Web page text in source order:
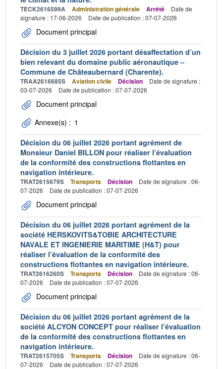
TECK2616599A Administration générale Arrêté
Date de
signature : 17-06-2026
Date de publication : 07-07-2026
Document principal
Décision du 3 juillet 2026 portant désaffectation d’un
bien relevant du domaine public aéronautique –
Commune de Châteaubernard (Charente).
TRAA2616685S Aviation civile Décision
Date de signature :
03-07-2026
Date de publication : 07-07-2026
Document principal
Annexe(s) : 1
Décision du 06 juillet 2026 portant agrément de
Monsieur Daniel BILLON pour réaliser l’évaluation
de la conformité des constructions flottantes en
navigation intérieure.
TRAT2615679S Transports Décision
Date de signature : 06-
07-2026
Date de publication : 07-07-2026
Document principal
Décision du 06 juillet 2026 portant agrément de la
société HERSKOVITS&TOBIE ARCHITECTURE
NAVALE ET INGENIERIE MARITIME (H&T) pour
réaliser l’évaluation de la conformité des
constructions flottantes en navigation intérieure.
TRAT2616260S Transports Décision
Date de signature : 06-
07-2026
Date de publication : 07-07-2026
Document principal
Décision du 06 juillet 2026 portant agrément de la
société ALCYON CONCEPT pour réaliser l’évaluation
de la conformité des constructions flottantes en
navigation intérieure.
TRAT2615705S Transports Décision
Date de signature : 06-
07-2026
Date de publication : 07-07-2026